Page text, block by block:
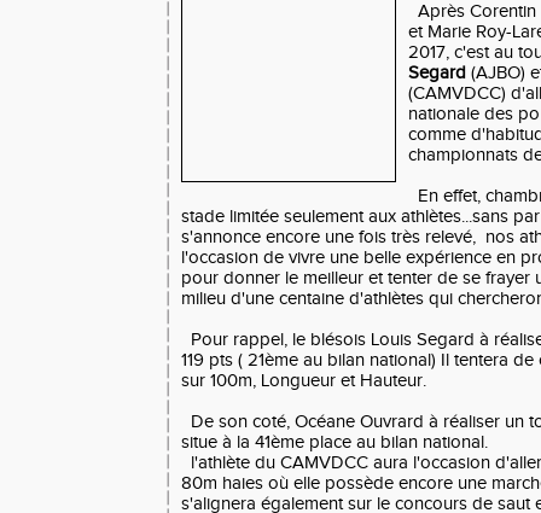
Après Corentin
et Marie Roy-
2017, c'est au
Segard (AJBO)
(CAMVDCC)
nationale des
comme
championnats
En effet,
stade limitée seulement aux athlètes...sans
s'annonce encore une fois très relevé, nos
l'occasion de vivre une belle expérience en
pour donner le meilleur et tenter de se frayer
milieu d'une centaine d'athlètes qui
Pour rappel, le blésois Louis Segard à
119 pts ( 21ème au bilan national) Il tentera
sur 100m, Longueur et Hauteur.
De son coté, Océane Ouvrard à réaliser un
situe à la 41ème place au bilan national.
l'athlète du CAMVDCC aura l'occasion
80m haies où elle possède encore une
s'alignera également sur le concours de saut